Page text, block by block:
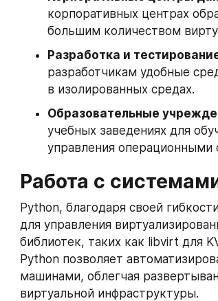
корпоративных центрах
большим количеством
Разработка и
разработчикам удобные
в изолированных средах.
Образовательные
учебных заведениях для
управления операционными
Работа с
Python, благодаря своей
для управления
библиотек, таких как libvirt для
Python позволяет
машинами, облегчая
виртуальной инфраструктуры.